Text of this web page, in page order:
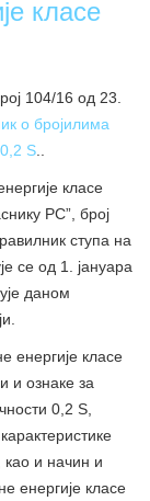
класе
104/16 од 23.
о бројилима
S
класе
РС”, број
ступа на
се од 1. јануара
даном
енергије класе
и ознаке за
0,2 S,
и начин и
енергије класе